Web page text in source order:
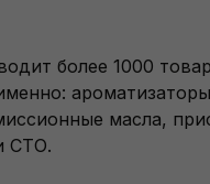
более 1000
масла,
СТО.